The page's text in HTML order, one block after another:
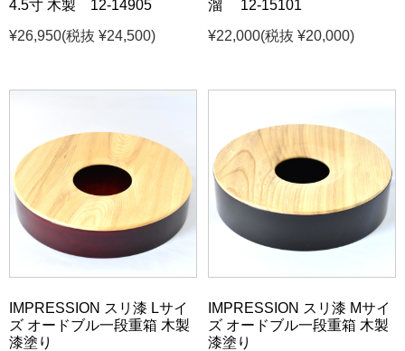
4.5寸 木製 12-14905
¥26,950(税抜 ¥24,500)
溜 12-15101
¥22,000(税抜 ¥20,000)
IMPRESSION スリ漆 Lサイ
ズ オードブル一段重箱 木製
漆塗り
IMPRESSION スリ漆 Mサイ
ズ オードブル一段重箱 木製
漆塗り